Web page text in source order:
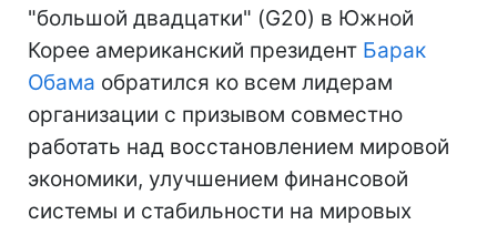
"большой двадцатки" (G20) в Южной
Корее американский президент Барак
Обама обратился ко всем лидерам
организации с призывом совместно
работать над восстановлением мировой
экономики, улучшением финансовой
системы и стабильности на мировых